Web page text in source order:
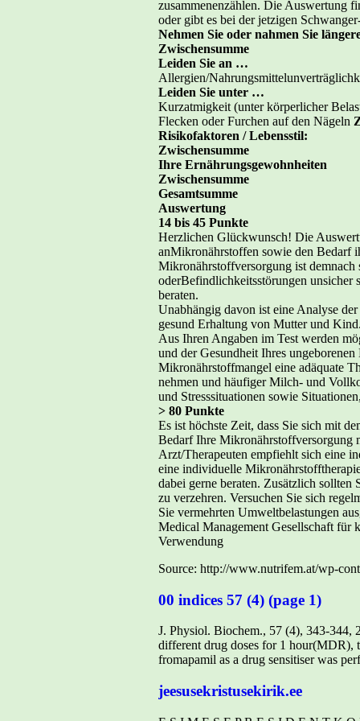
zusammenenzählen. Die Auswertung
oder gibt es bei der jetzigen
Nehmen Sie oder nahmen Sie
Zwischensumme
Leiden Sie an …
Allergien/
Leiden Sie unter …
Kurzatmigkeit (unter körperlicher
Flecken oder Furchen auf den Nägeln
Risikofaktoren / Lebensstil:
Zwischensumme
Ihre Ernährungsgewohnheiten
Zwischensumme
Gesamtsumme
Auswertung
14 bis 45 Punkte
Herzlichen Glückwunsch! Die
anMikronährstoffen sowie den Bedarf
Mikronährstoffversorgung ist
oderBefindlichkeitsstörungen unsicher
beraten.
Unabhängig davon ist eine Analyse
gesund Erhaltung von Mutter und
Aus Ihren Angaben im Test werden
und der Gesundheit Ihres
Mikronährstoffmangel eine adäquate
nehmen und häufiger Milch- und
und Stresssituationen sowie
> 80 Punkte
Es ist höchste Zeit, dass Sie sich mit
Bedarf Ihre Mikronährstoffversorgung
Arzt/Therapeuten empfiehlt sich eine
eine individuelle
dabei gerne beraten. Zusätzlich
zu verzehren. Versuchen Sie sich
Sie vermehrten Umweltbelastungen
Medical Management Gesellschaft für
Verwendung
Source: http://www.nutrifem.at/wp-
00 indices 57 (4) (page 1)
J. Physiol. Biochem., 57 (4), 343-344,
different drug doses for 1 hour(MDR),
fromapamil as a drug sensitiser was
jeesusekristusekirik.ee